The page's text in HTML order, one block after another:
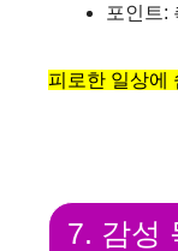
포인트:
피로한 일상에
7. 감성